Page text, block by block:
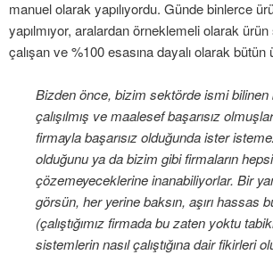
manuel olarak yapılıyordu. Günde binlerce
yapılmıyor, aralardan örneklemeli olarak
çalışan ve %100 esasına dayalı olarak
Bizden önce, bizim sektörde ismi
çalışılmış ve maalesef başarısız
firmayla başarısız olduğunda ister
olduğunu ya da bizim gibi firmaların
çözemeyeceklerine inanabiliyorlar. Bir
görsün, her yerine baksın, aşırı
(çalıştığımız firmada bu zaten yoktu
sistemlerin nasıl çalıştığına dair